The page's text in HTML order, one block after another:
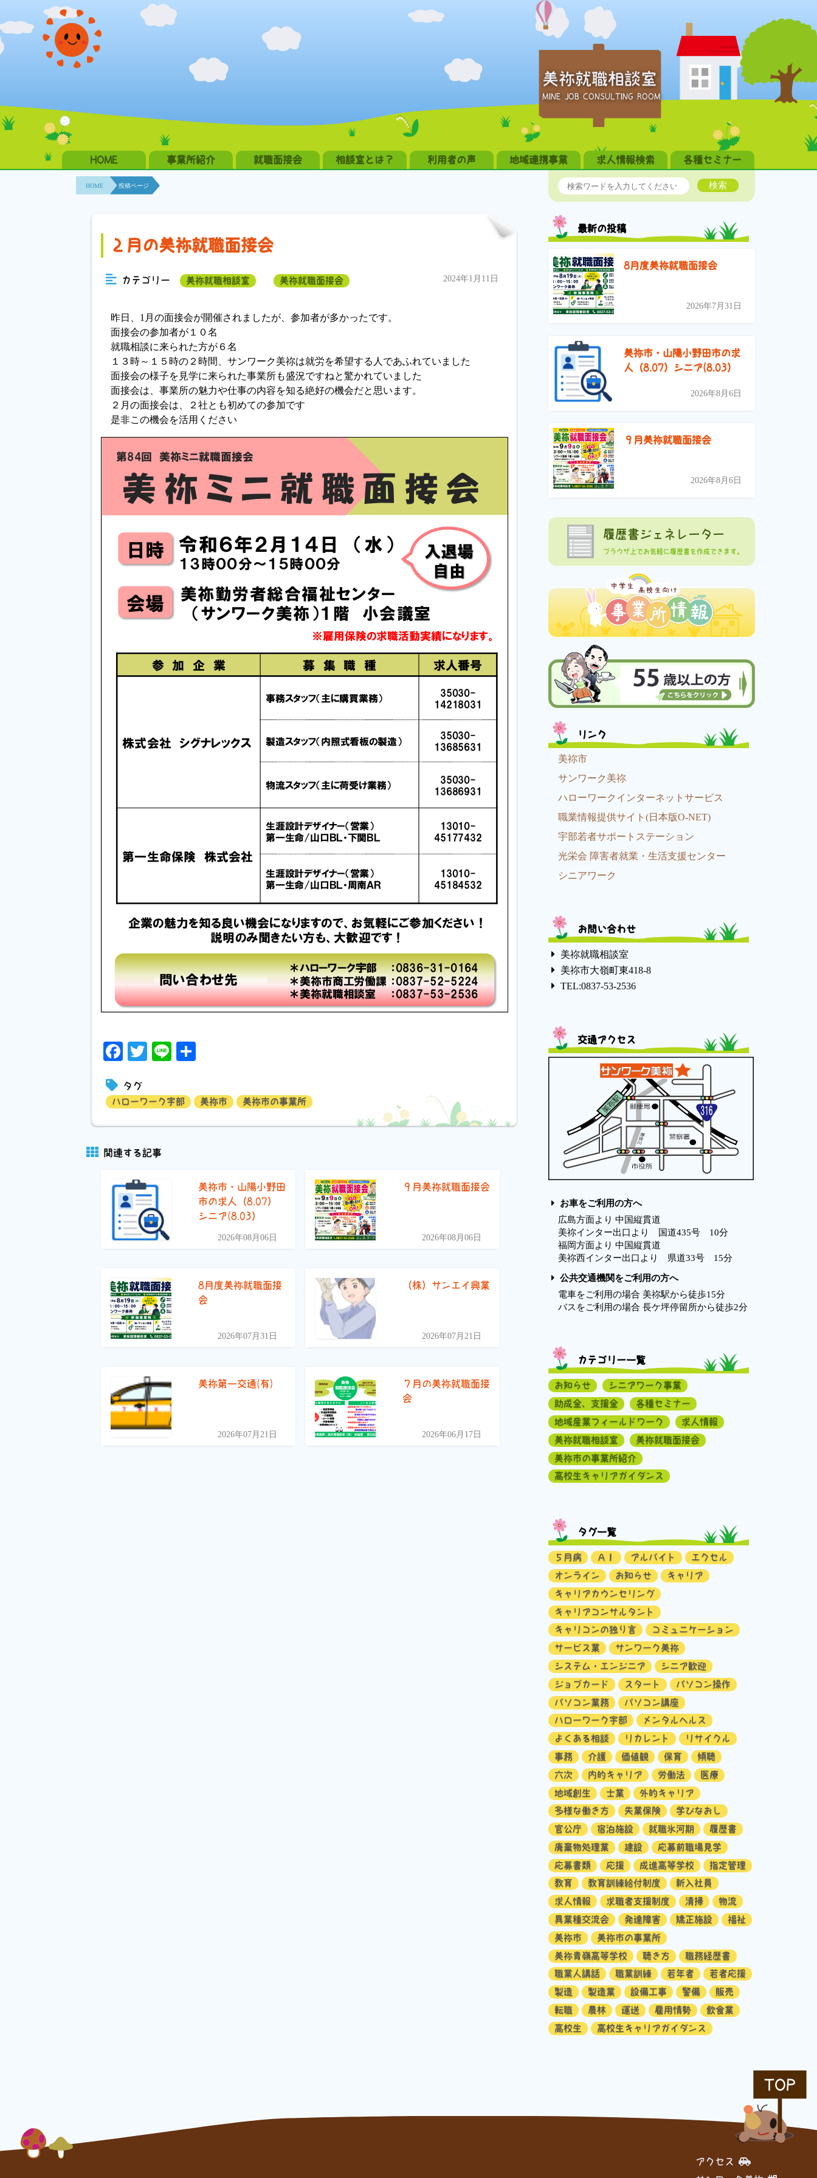
美祢就職相談室
MINE JOB CONSULTING ROOM
HOME 事業所紹介 就職面接会 相談室とは？ 利用者の声 地域連携事業 求人情報検索 各種セミナー
HOME 投稿ページ
２月の美祢就職面接会
カテゴリー 美祢就職相談室 美祢就職面接会 2024年1月11日
昨日、1月の面接会が開催されましたが、参加者が多かったです。
面接会の参加者が１０名
就職相談に来られた方が６名
１３時～１５時の２時間、サンワーク美祢は就労を希望する人であふれていました
面接会の様子を見学に来られた事業所も盛況ですねと驚かれていました
面接会は、事業所の魅力や仕事の内容を知る絶好の機会だと思います。
２月の面接会は、２社とも初めての参加です
是非この機会を活用ください
Facebook
Twitter
Line
タグ
ハローワーク宇部 美祢市 美祢市の事業所
関連する記事
美祢市・山陽小野田
市の求人（8.07）
シニア(8.03）
2026年08月06日
９月美祢就職面接会
2026年08月06日
8月度美祢就職面接
会
2026年07月31日
（株）サンエイ興業
2026年07月21日
美祢第一交通(有)
2026年07月21日
７月の美祢就職面接
会
2026年06月17日
検索
最新の投稿
8月度美祢就職面接会
2026年7月31日
美祢市・山陽小野田市の求
人（8.07）シニア(8.03）
2026年8月6日
９月美祢就職面接会
2026年8月6日
履歴書ジェネレーター
ブラウザ上でお気軽に履歴書を作成できます。
リンク
美祢市
サンワーク美祢
ハローワークインターネットサービス
職業情報提供サイト(日本版O-NET)
宇部若者サポートステーション
光栄会 障害者就業・生活支援センター
シニアワーク
お問い合わせ
美祢就職相談室
美祢市大嶺町東418-8
TEL:0837-53-2536
交通アクセス
お車をご利用の方へ
広島方面より 中国縦貫道
美祢インター出口より 国道435号 10分
福岡方面より 中国縦貫道
美祢西インター出口より 県道33号 15分
公共交通機関をご利用の方へ
電車をご利用の場合 美祢駅から徒歩15分
バスをご利用の場合 長ケ坪停留所から徒歩2分
カテゴリー一覧
お知らせ
シニアワーク事業
助成金、支援金
各種セミナー
地域産業フィールドワーク
求人情報
美祢就職相談室
美祢就職面接会
美祢市の事業所紹介
高校生キャリアガイダンス
タグ一覧
５月病 ＡＩ アルバイト
エクセル
オンライン
お知らせ
キャリア
キャリアカウンセリング
キャリアコンサルタント
キャリコンの独り言
コミュニケーション
サービス業
サンワーク美祢
システム・エンジニア
シニア歓迎
ジョブカード
スタート
パソコン操作
パソコン業務
パソコン講座
ハローワーク宇部
メンタルヘルス
よくある相談
リカレント
リサイクル
事務
介護 価値観 保育
傾聴
六次
内的キャリア 労働法
医療
地域創生
士業
外的キャリア
多様な働き方
失業保険
学びなおし
官公庁
宿泊施設 就職氷河期
履歴書
廃棄物処理業
建設
応募前職場見学
応募書類
応援 成進高等学校
指定管理
教育
教育訓練給付制度
新入社員
求人情報
求職者支援制度 清掃
物流
異業種交流会
発達障害 矯正施設
福祉
美祢市
美祢市の事業所
美祢青嶺高等学校
聴き方
職務経歴書
職業人講話
職業訓練 若年者
若者応援
製造
製造業 設備工事 警備
販売
転職
農林 運送 雇用情勢
飲食業
高校生
高校生キャリアガイダンス
TOP
アクセス